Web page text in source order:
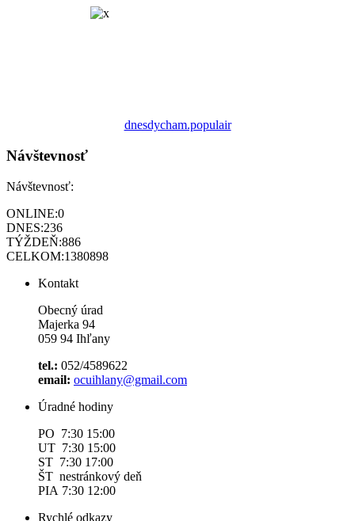
dnesdycham.populair
Návštevnosť
Návštevnosť:
ONLINE:0
DNES:236
TÝŽDEŇ:886
CELKOM:1380898
Kontakt
Obecný úrad
Majerka 94
059 94 Ihľany
tel.: 052/4589622
email: ocuihlany@gmail.com
Úradné hodiny
PO 7:30 15:00
UT 7:30 15:00
ST 7:30 17:00
ŠT nestránkový deň
PIA 7:30 12:00
Rychlé odkazy